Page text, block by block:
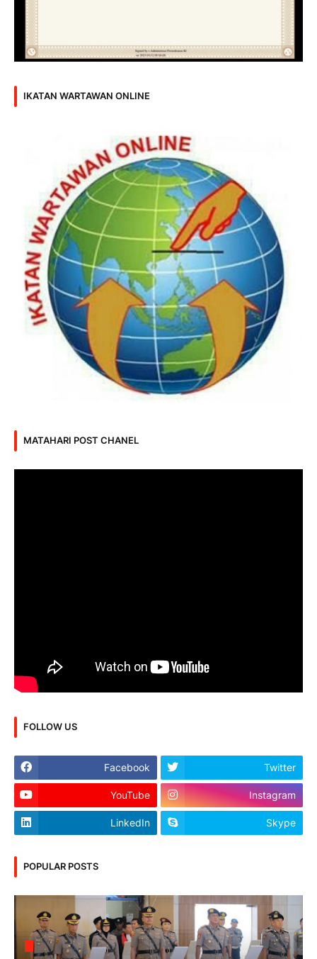
IKATAN WARTAWAN ONLINE
MATAHARI POST CHANEL
FOLLOW US
Facebook Twitter
YouTube Instagram
LinkedIn Skype
POPULAR POSTS